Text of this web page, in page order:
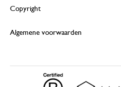
Copyright
Algemene voorwaarden